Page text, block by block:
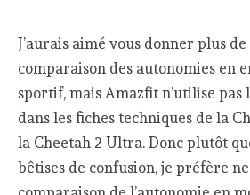
J’aurais aimé vous donner plus
comparaison des autonomies en
sportif, mais Amazfit n’utilise pas
dans les fiches techniques de la
la Cheetah 2 Ultra. Donc plutôt
bêtises de confusion, je préfère